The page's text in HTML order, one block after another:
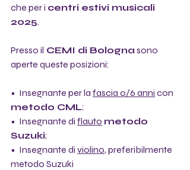
che per i centri estivi musicali
2025.
Presso il CEMI di Bologna sono
aperte queste posizioni:
•  Insegnante per la fascia 0/6 anni con
metodo CML;
•  Insegnante di flauto metodo
Suzuki;
•⁠  ⁠Insegnante di violino, preferibilmente
metodo Suzuki